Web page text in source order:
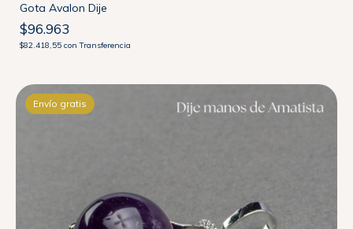
Gota Avalon Dije
$96.963
$82.418,55 con Transferencia
Envío gratis